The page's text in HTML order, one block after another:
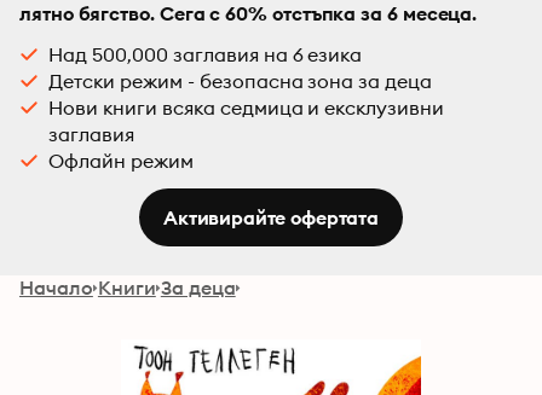
лятно бягство. Сега с 60% отстъпка за 6 месеца.
Над 500,000 заглавия на 6 езика
Детски режим - безопасна зона за деца
Нови книги всяка седмица и ексклузивни
заглавия
Офлайн режим
Активирайте офертата
Начало Книги За деца